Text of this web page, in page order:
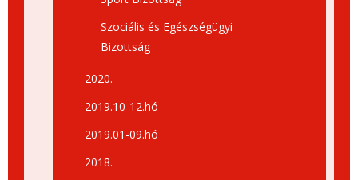
Szociális és Egészségügyi
Bizottság
2020.
2019.10-12.hó
2019.01-09.hó
2018.